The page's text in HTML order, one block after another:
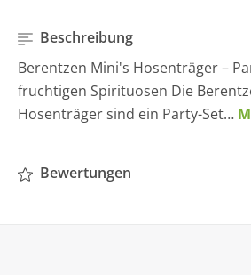
Beschreibung
Berentzen Mini's Hosenträger –
fruchtigen Spirituosen Die
Hosenträger sind ein Party-Set…
Bewertungen